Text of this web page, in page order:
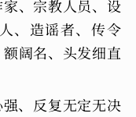
、宗教人员、设
、造谣者、传令
阔名、头发细直
、反复无定无决